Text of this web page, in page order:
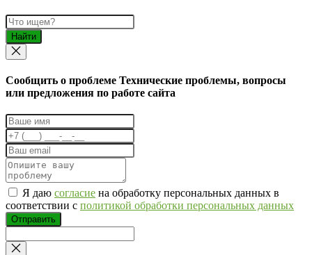
Найти
Cообщить о проблеме Технические проблемы, вопросы
или предложения по работе сайта
Я даю согласие на обработку персональных данных в
соответствии с политикой обработки персональных данных
Отправить